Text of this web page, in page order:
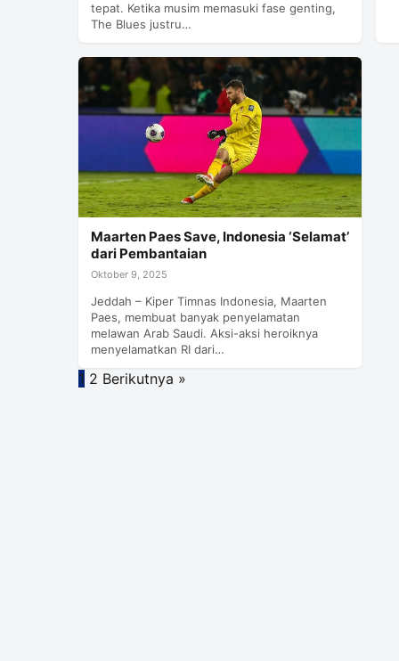
tepat. Ketika musim memasuki fase genting,
The Blues justru…
Maarten Paes Save, Indonesia ‘Selamat’
dari Pembantaian
Oktober 9, 2025
Jeddah – Kiper Timnas Indonesia, Maarten
Paes, membuat banyak penyelamatan
melawan Arab Saudi. Aksi-aksi heroiknya
menyelamatkan RI dari…
Paginasi
1 2 Berikutnya »